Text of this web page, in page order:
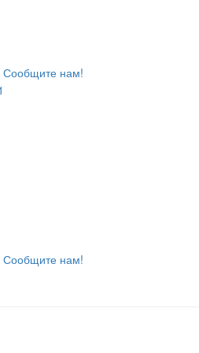
Сообщите нам!
Сообщите нам!